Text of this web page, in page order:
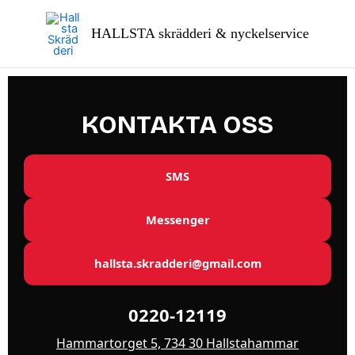
HALLSTA skrädderi & nyckelservice
KONTAKTA OSS
SMS
Messenger
hallsta.skradderi@gmail.com
0220-12119
Hammartorget 5, 734 30 Hallstahammar